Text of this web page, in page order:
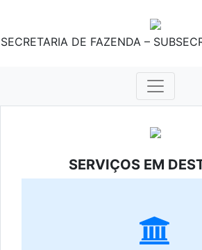
SECRETARIA DE FAZENDA –
SERVIÇOS EM